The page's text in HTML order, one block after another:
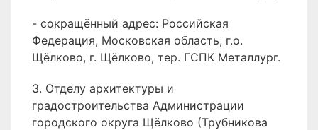
- сокращённый адрес: Российская
Федерация, Московская область, г.о.
Щёлково, г. Щёлково, тер. ГСПК Металлург.
3. Отделу архитектуры и
градостроительства Администрации
городского округа Щёлково (Трубникова